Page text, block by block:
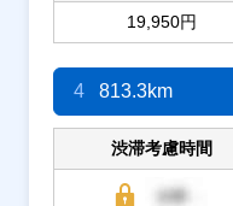
19,950円
4 813.3km
渋滞考慮時間